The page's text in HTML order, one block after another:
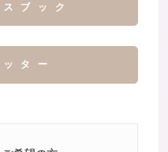
ブック
ター